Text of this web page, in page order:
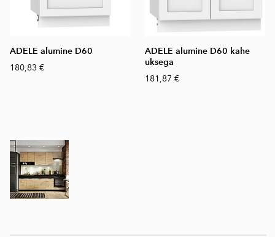
ADELE alumine D60
180,83 €
ADELE alumine D60 kahe
uksega
181,87 €